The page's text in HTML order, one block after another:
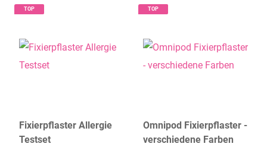
TOP
Fixierpflaster Allergie
Testset
TOP
Omnipod Fixierpflaster -
verschiedene Farben